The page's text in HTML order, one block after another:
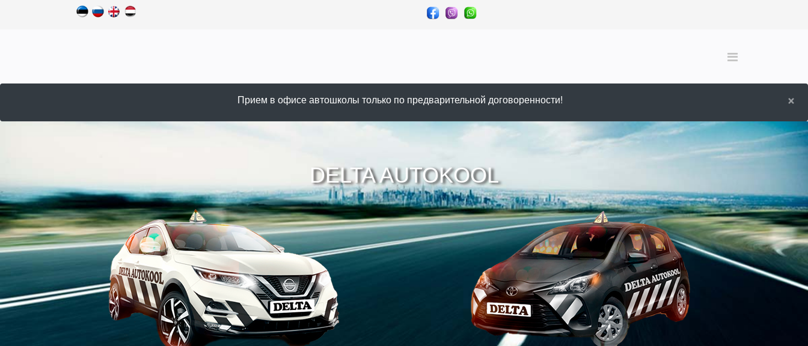
×
Прием в офисе автошколы только по предварительной договоренности!
DELTA AUTOKOOL